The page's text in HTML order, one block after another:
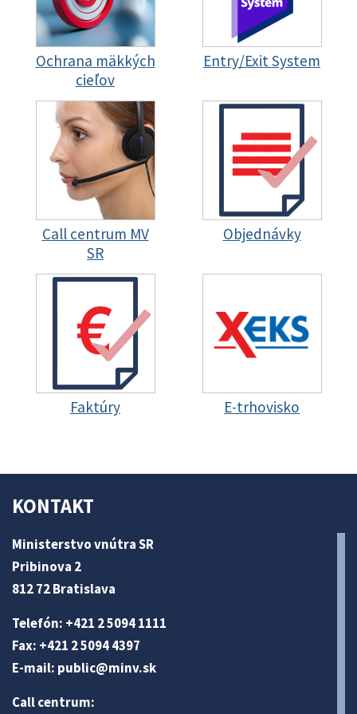
Ochrana mäkkých
cieľov
Entry/Exit System
Call centrum MV
SR
Objednávky
Faktúry E-trhovisko
KONTAKT
Ministerstvo vnútra SR
Pribinova 2
812 72 Bratislava
Telefón: +421 2 5094 1111
Fax: +421 2 5094 4397
E-mail: public@minv.sk
Call centrum: